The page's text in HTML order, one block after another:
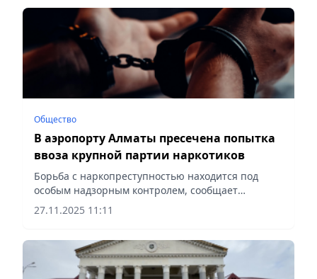
Общество
В аэропорту Алматы пресечена попытка
ввоза крупной партии наркотиков
Борьба с наркопреступностью находится под
особым надзорным контролем, сообщает
Vecher.kz.
27.11.2025 11:11